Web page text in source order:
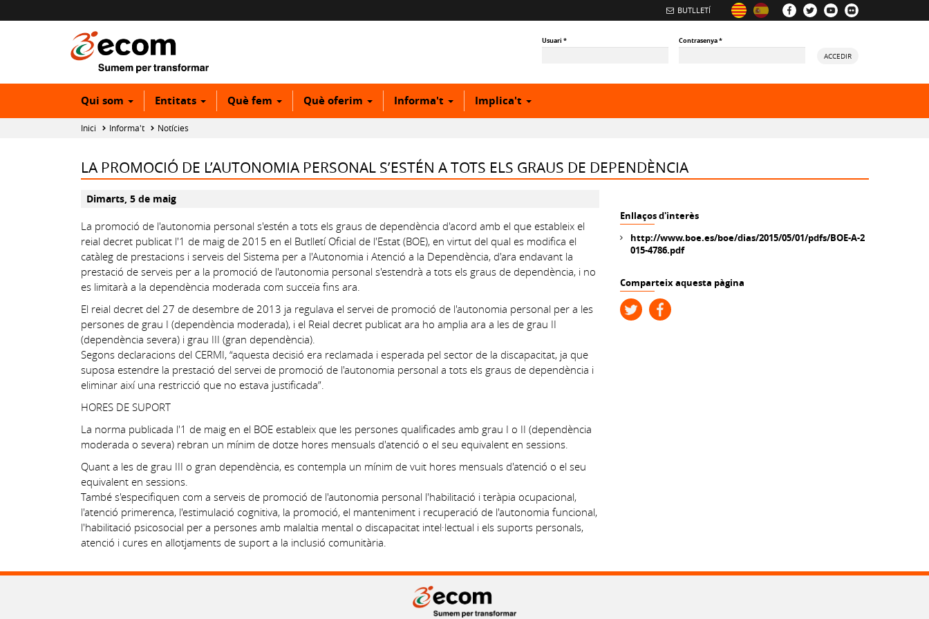
BUTLLETÍ
Usuari* Contrasenya*
ACCEDIR
Qui som Entitats Què fem Què oferim Informa't Implica't
Inici Informa't Notícies
LA PROMOCIÓ DE L’AUTONOMIA PERSONAL S’ESTÉN A TOTS ELS GRAUS DE DEPENDÈNCIA
Dimarts, 5 de maig
La promoció de l'autonomia personal s'estén a tots els graus de dependència d'acord amb el que estableix el
reial decret publicat l'1 de maig de 2015 en el Butlletí Oficial de l'Estat (BOE), en virtut del qual es modifica el
catàleg de prestacions i serveis del Sistema per a l'Autonomia i Atenció a la Dependència, d'ara endavant la
prestació de serveis per a la promoció de l'autonomia personal s'estendrà a tots els graus de dependència, i no
es limitarà a la dependència moderada com succeïa fins ara.
El reial decret del 27 de desembre de 2013 ja regulava el servei de promoció de l'autonomia personal per a les
persones de grau I (dependència moderada), i el Reial decret publicat ara ho amplia ara a les de grau II
(dependència severa) i grau III (gran dependència).
Segons declaracions del CERMI, “aquesta decisió era reclamada i esperada pel sector de la discapacitat, ja que
suposa estendre la prestació del servei de promoció de l'autonomia personal a tots els graus de dependència i
eliminar així una restricció que no estava justificada”.
HORES DE SUPORT
La norma publicada l'1 de maig en el BOE estableix que les persones qualificades amb grau I o II (dependència
moderada o severa) rebran un mínim de dotze hores mensuals d'atenció o el seu equivalent en sessions.
Quant a les de grau III o gran dependència, es contempla un mínim de vuit hores mensuals d'atenció o el seu
equivalent en sessions.
També s'especifiquen com a serveis de promoció de l'autonomia personal l'habilitació i teràpia ocupacional,
l'atenció primerenca, l'estimulació cognitiva, la promoció, el manteniment i recuperació de l'autonomia funcional,
l'habilitació psicosocial per a persones amb malaltia mental o discapacitat intel·lectual i els suports personals,
atenció i cures en allotjaments de suport a la inclusió comunitària.
Enllaços d'interès
http://www.boe.es/boe/dias/2015/05/01/pdfs/BOE-A-2
015-4786.pdf
Comparteix aquesta pàgina